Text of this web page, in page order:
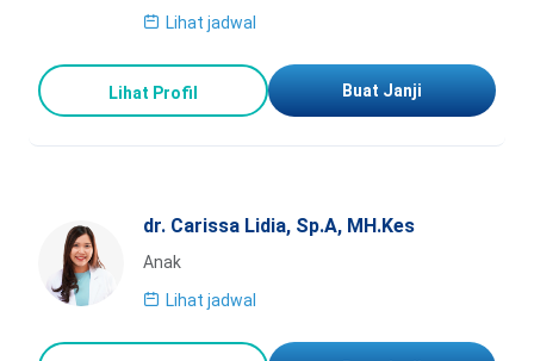
Lihat jadwal
Lihat Profil Buat Janji
dr. Carissa Lidia, Sp.A, MH.Kes
Anak
Lihat jadwal